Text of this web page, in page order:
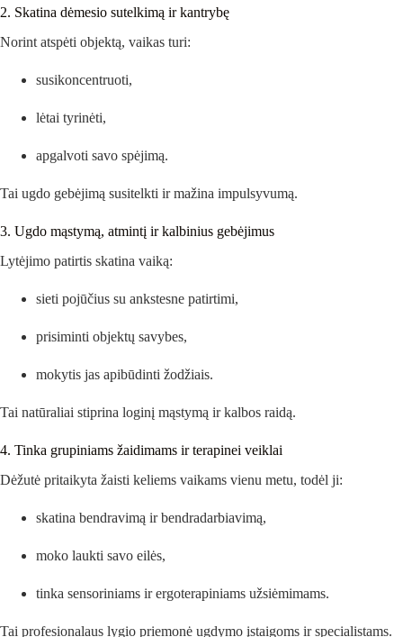
2. Skatina dėmesio sutelkimą ir kantrybę
Norint atspėti objektą, vaikas turi:
susikoncentruoti,
lėtai tyrinėti,
apgalvoti savo spėjimą.
Tai ugdo gebėjimą susitelkti ir mažina impulsyvumą.
3. Ugdo mąstymą, atmintį ir kalbinius gebėjimus
Lytėjimo patirtis skatina vaiką:
sieti pojūčius su ankstesne patirtimi,
prisiminti objektų savybes,
mokytis jas apibūdinti žodžiais.
Tai natūraliai stiprina loginį mąstymą ir kalbos raidą.
4. Tinka grupiniams žaidimams ir terapinei veiklai
Dėžutė pritaikyta žaisti keliems vaikams vienu metu, todėl ji:
skatina bendravimą ir bendradarbiavimą,
moko laukti savo eilės,
tinka sensoriniams ir ergoterapiniams užsiėmimams.
Tai profesionalaus lygio priemonė ugdymo įstaigoms ir specialistams.